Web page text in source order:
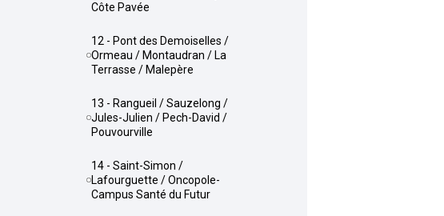
Côte Pavée
12 - Pont des Demoiselles /
Ormeau / Montaudran / La
Terrasse / Malepère
13 - Rangueil / Sauzelong /
Jules-Julien / Pech-David /
Pouvourville
14 - Saint-Simon /
Lafourguette / Oncopole-
Campus Santé du Futur